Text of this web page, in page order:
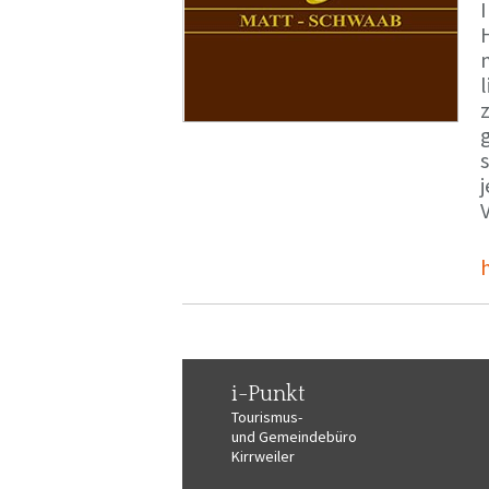
i-Punkt
Tourismus-
und Gemeindebüro
Kirrweiler